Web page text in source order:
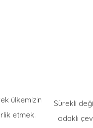
ülkemizin
etmek.
Sürekli
odaklı